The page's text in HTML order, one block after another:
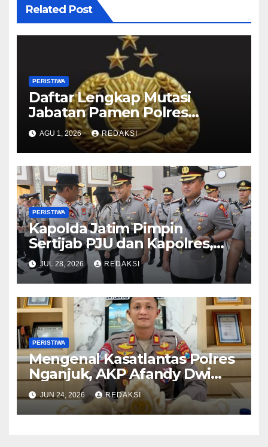
Related Post
PERISTIWA
Daftar Lengkap Mutasi
Jabatan Pamen Polres
Jajaran Polda Jatim 2026
AGU 1, 2026 REDAKSI
PERISTIWA
Kapolda Jatim Pimpin
Sertijab PJU dan Kapolres,
Perkuat Regenerasi
Kepemimpinan dan
Pelayanan Presisi
JUL 28, 2026 REDAKSI
PERISTIWA
Mengenal Kasatlantas Polres
Nganjuk, AKP Afandy Dwi
Takdir
JUN 24, 2026 REDAKSI